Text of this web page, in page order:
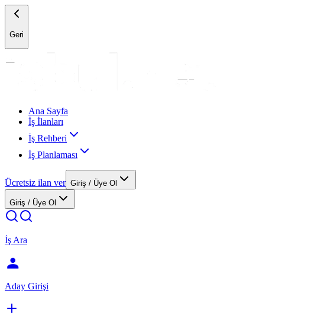
Geri
Ana Sayfa
İş İlanları
İş Rehberi
İş Planlaması
Ücretsiz ilan ver Giriş / Üye Ol
Giriş / Üye Ol
İş Ara
Aday Girişi